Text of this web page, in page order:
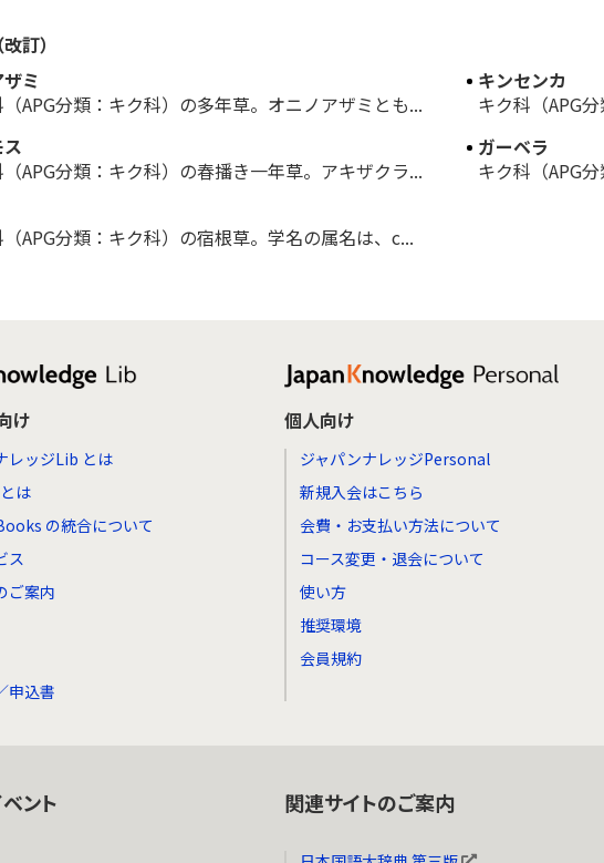
訂）
ミ
APG分類：キク科）の多年草。オニノアザミとも...
キンセンカ
キク科（APG
APG分類：キク科）の春播き一年草。アキザクラ...
ガーベラ
キク科（APG
APG分類：キク科）の宿根草。学名の属名は、c...
け
レッジLib とは
は
の統合について
ス
ご案内
申込書
個人向け
ジャパンナレッジPersonal
新規入会はこちら
会費・お支払い方法について
コース変更・退会について
使い方
推奨環境
会員規約
ント 関連サイトのご案内